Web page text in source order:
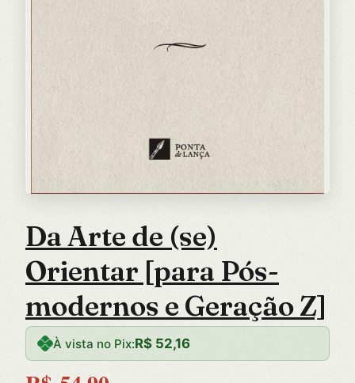
Da Arte de (se)
Orientar [para Pós-
modernos e Geração Z]
À vista no Pix:R$ 52,16